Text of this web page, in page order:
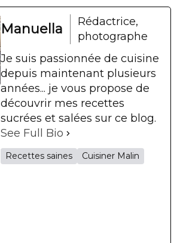
Manuella
Rédactrice,
photographe
Je suis passionnée de cuisine
depuis maintenant plusieurs
années... je vous propose de
découvrir mes recettes
sucrées et salées sur ce blog.
See Full Bio
Recettes saines Cuisiner Malin